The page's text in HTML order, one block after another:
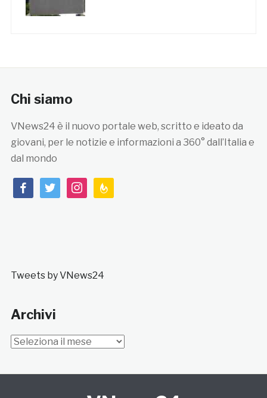
Chi siamo
VNews24 è il nuovo portale web, scritto e ideato da
giovani, per le notizie e informazioni a 360° dall’Italia e
dal mondo
facebooktwitterinstagramfeedburner
Tweets by VNews24
Archivi
Archivi